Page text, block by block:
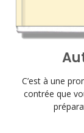
C’est à une
contrée que